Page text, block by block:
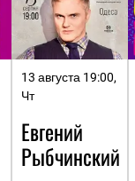
13 августа 19:00,
Чт
Евгений
Рыбчинский